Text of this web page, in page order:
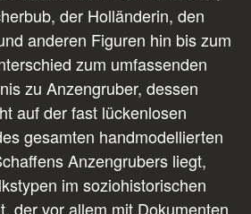
der Holländerin, den
anderen Figuren hin bis zum
zum umfassenden
zu Anzengruber, dessen
auf der fast lückenlosen
gesamten handmodellierten
Anzengrubers liegt,
im soziohistorischen
der vor allem mit Dokumenten